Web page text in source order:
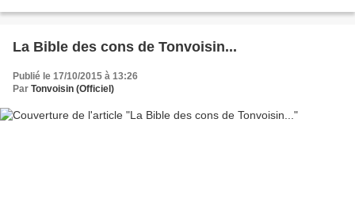
La Bible des cons de Tonvoisin...
Publié le 17/10/2015 à 13:26
Par Tonvoisin (Officiel)